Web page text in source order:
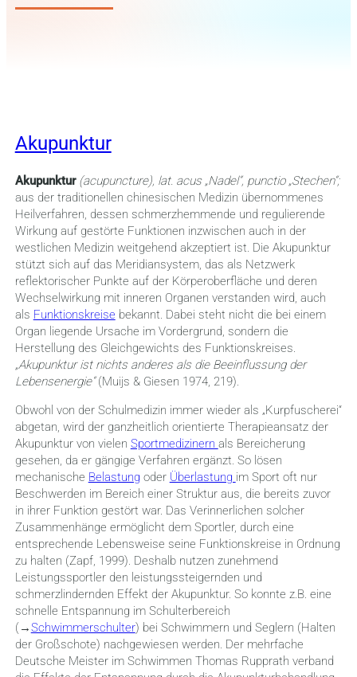
Akupunktur
Akupunktur (acupuncture), lat. acus „Nadel“, punctio „Stechen“;
aus der traditionellen chinesischen Medizin übernommenes
Heilverfahren, dessen schmerzhemmende und regulierende
Wirkung auf gestörte Funktionen inzwischen auch in der
westlichen Medizin weitgehend akzeptiert ist. Die Akupunktur
stützt sich auf das Meridiansystem, das als Netzwerk
reflektorischer Punkte auf der Körperoberfläche und deren
Wechselwirkung mit inneren Organen verstanden wird, auch
als Funktionskreise bekannt. Dabei steht nicht die bei einem
Organ liegende Ursache im Vordergrund, sondern die
Herstellung des Gleichgewichts des Funktionskreises.
„Akupunktur ist nichts anderes als die Beeinflussung der
Lebensenergie“(Muijs & Giesen 1974, 219).
Obwohl von der Schulmedizin immer wieder als „Kurpfuscherei“
abgetan, wird der ganzheitlich orientierte Therapieansatz der
Akupunktur von vielen Sportmedizinern als Bereicherung
gesehen, da er gängige Verfahren ergänzt. So lösen
mechanische Belastung oder Überlastung im Sport oft nur
Beschwerden im Bereich einer Struktur aus, die bereits zuvor
in ihrer Funktion gestört war. Das Verinnerlichen solcher
Zusammenhänge ermöglicht dem Sportler, durch eine
entsprechende Lebensweise seine Funktionskreise in Ordnung
zu halten (Zapf, 1999). Deshalb nutzen zunehmend
Leistungssportler den leistungssteigernden und
schmerzlindernden Effekt der Akupunktur. So konnte z.B. eine
schnelle Entspannung im Schulterbereich
(→Schwimmerschulter) bei Schwimmern und Seglern (Halten
der Großschote) nachgewiesen werden. Der mehrfache
Deutsche Meister im Schwimmen Thomas Rupprath verband